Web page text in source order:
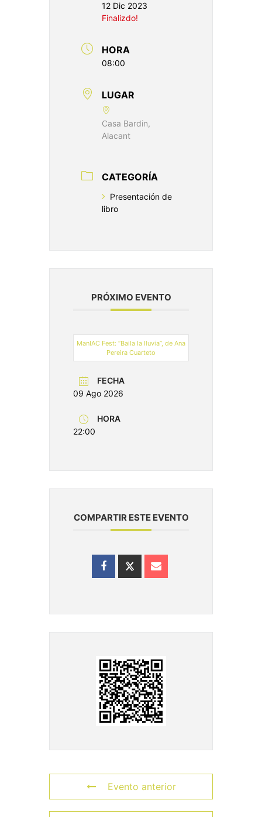
12 Dic 2023
Finalizdo!
HORA
08:00
LUGAR
Casa Bardin,
Alacant
CATEGORÍA
Presentación de
libro
PRÓXIMO EVENTO
ManIAC Fest: “Baila la lluvia”, de Ana
Pereira Cuarteto
FECHA
09 Ago 2026
HORA
22:00
COMPARTIR ESTE EVENTO
Evento anterior